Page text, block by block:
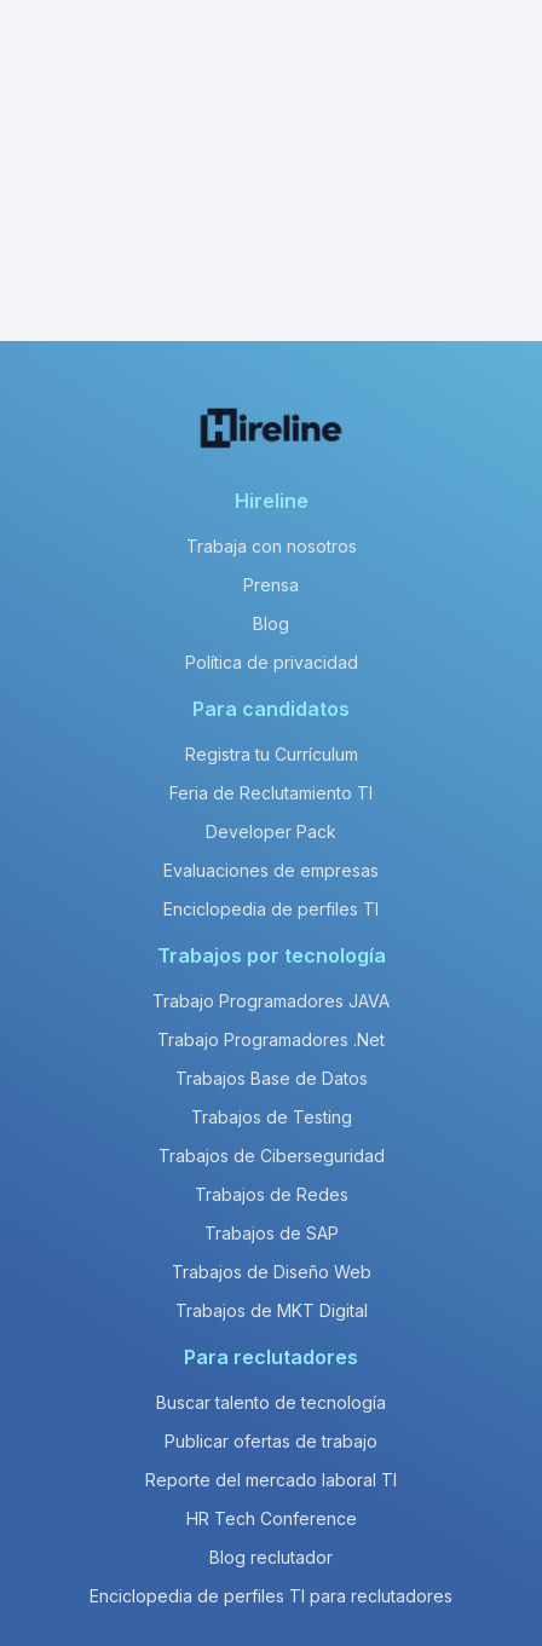
Hireline
Trabaja con nosotros
Prensa
Blog
Política de privacidad
Para candidatos
Registra tu Currículum
Feria de Reclutamiento TI
Developer Pack
Evaluaciones de empresas
Enciclopedia de perfiles TI
Trabajos por tecnología
Trabajo Programadores JAVA
Trabajo Programadores .Net
Trabajos Base de Datos
Trabajos de Testing
Trabajos de Ciberseguridad
Trabajos de Redes
Trabajos de SAP
Trabajos de Diseño Web
Trabajos de MKT Digital
Para reclutadores
Buscar talento de tecnología
Publicar ofertas de trabajo
Reporte del mercado laboral TI
HR Tech Conference
Blog reclutador
Enciclopedia de perfiles TI para reclutadores